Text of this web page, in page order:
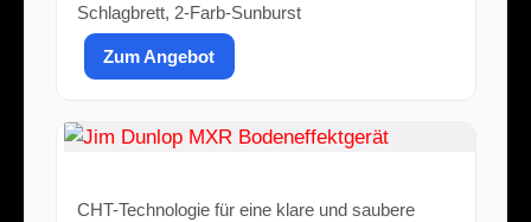
Schlagbrett, 2-Farb-Sunburst
Zum Angebot
CHT-Technologie für eine klare und saubere